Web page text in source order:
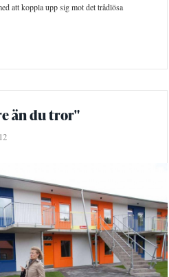
att koppla upp sig mot det trådlösa
än du tror"